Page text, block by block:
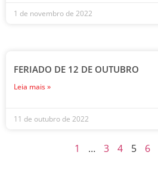
1 de novembro de 2022
FERIADO DE 12 DE OUTUBRO
Leia mais »
11 de outubro de 2022
1 … 3 4 5 6